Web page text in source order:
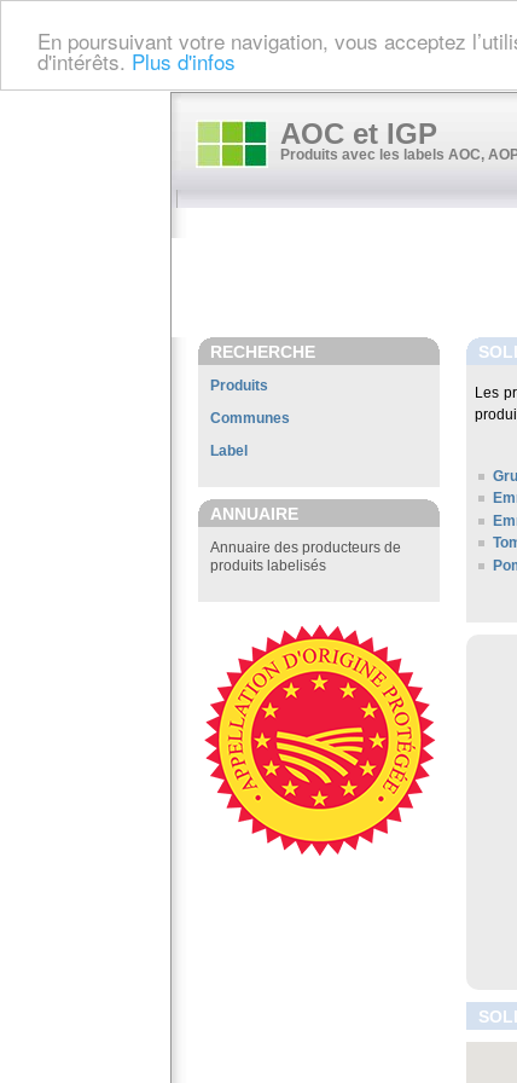
En poursuivant votre navigation, vous acceptez
d'intérêts. Plus d'infos
AOC et IGP
Produits avec les labels AOC,
RECHERCHE
Produits
Communes
Label
ANNUAIRE
Annuaire des producteurs de
produits labelisés
Les